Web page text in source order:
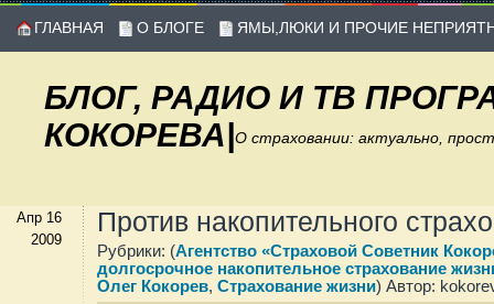
ГЛАВНАЯ О БЛОГЕ ЯМЫ,ЛЮКИ И ПРОЧИЕ
БЛОГ, РАДИО И ТВ
КОКОРЕВА|О страховании: актуально,
Апр 16
2009
Против накопительного
Рубрики: (Агентство «Страховой Советник
долгосрочное накопительное страхование
Олег Кокорев, Страхование жизни) Автор: